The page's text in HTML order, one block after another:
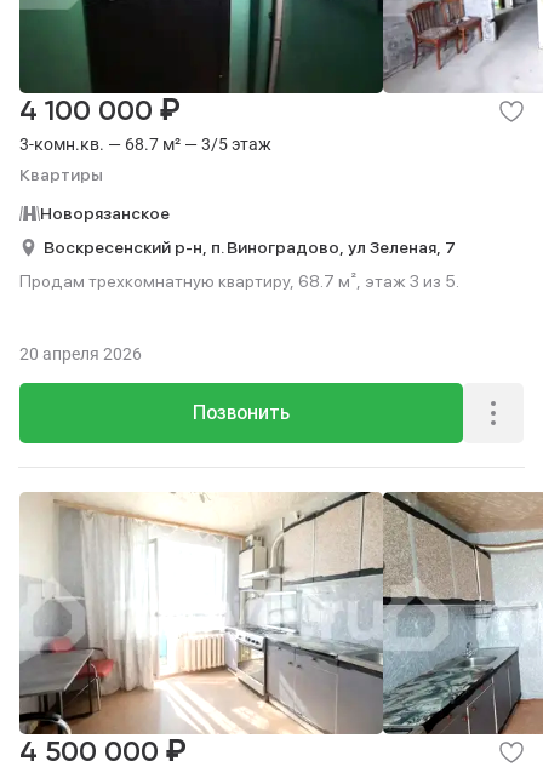
3-комн.кв. — 68.7 м² — 3/5 этаж
Квартиры
4 100 000 ₽
Новорязанское
Воскресенский р-н, п. Виноградово, ул Зеленая, 7
Продам трехкомнатную квартиру, 68.7 м², этаж 3 из 5.
Позвонить
20 апреля 2026
4 500 000 ₽